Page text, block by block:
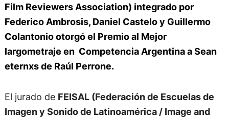
Film Reviewers Association) integrado por
Federico Ambrosis, Daniel Castelo y Guillermo
Colantonio otorgó el Premio al Mejor
largometraje en Competencia Argentina aSean
eternxs de Raúl Perrone.
El jurado de FEISAL (Federación de Escuelas de
Imagen y Sonido de Latinoamérica / Image and